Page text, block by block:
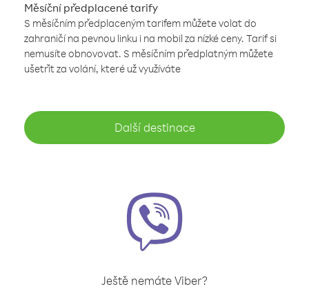
Měsíční předplacené tarify
S měsíčním předplaceným tarifem můžete volat do
zahraničí na pevnou linku i na mobil za nízké ceny. Tarif si
nemusíte obnovovat. S měsíčním předplatným můžete
ušetřit za volání, které už využíváte
Další destinace
Ještě nemáte Viber?